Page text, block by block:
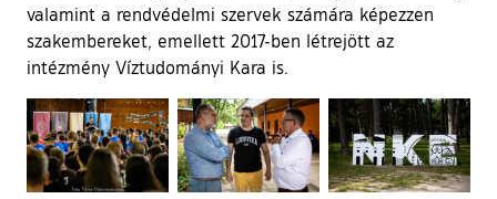
valamint a rendvédelmi szervek számára képezzen
szakembereket, emellett 2017-ben létrejött az
intézmény Víztudományi Kara is.
Ugrás a galéria utánra